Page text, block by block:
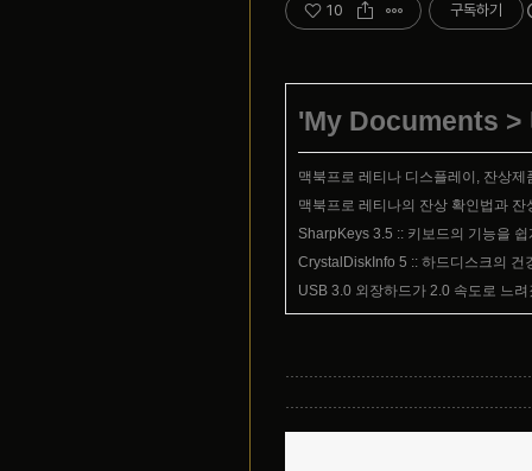
10 구독하기
'My Documents >
맥북프로 레티나 디스플레이, 잔상
맥북프로 레티나의 잔상 확인법과
SharpKeys 3.5 :: 키보드의 기능을
CrystalDiskInfo 5 :: 하드디스크의
USB 3.0 외장하드가 2.0 속도로 느